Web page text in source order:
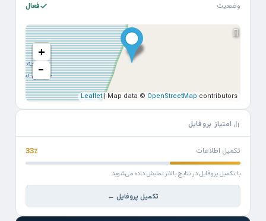
وضعیت فعال
+
−
Leaflet| Map data © OpenStreetMap contributors
امتیاز پروفایل
تکمیل اطلاعات 33٪
با تکمیل پروفایل در نتایج بالاتر نمایش داده می‌شوید
تکمیل پروفایل ←